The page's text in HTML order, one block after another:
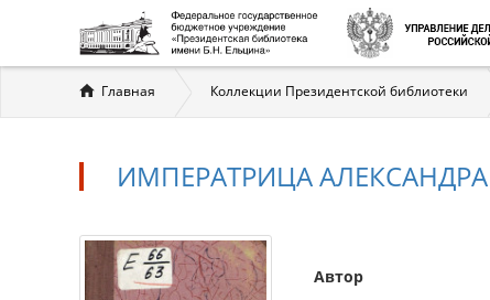
Вы
здесь
Главная Коллекции Президентской библиотеки
ИМПЕРАТРИЦА
Автор